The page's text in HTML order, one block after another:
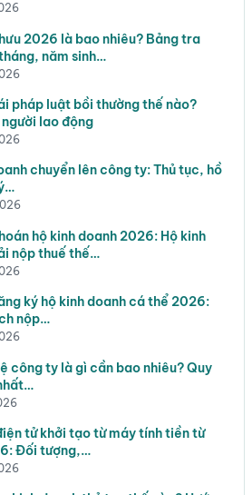
2026 là bao nhiêu? Bảng tra
năm sinh…
pháp luật bồi thường thế nào?
lao động
chuyển lên công ty: Thủ tục, hồ
hộ kinh doanh 2026: Hộ kinh
nộp thuế thế…
ký hộ kinh doanh cá thể 2026:
nộp…
công ty là gì cần bao nhiêu? Quy
tử khởi tạo từ máy tính tiền từ
Đối tượng,…